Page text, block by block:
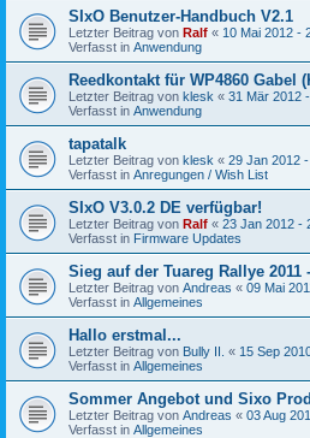
SIxO Benutzer-Handbuch V2.1
Letzter Beitrag von Ralf « 10 Mai 2012 -
Verfasst in Anwendung
Reedkontakt für WP4860 Gabel
Letzter Beitrag von klesk « 31 Mär 2012
Verfasst in Anwendung
tapatalk
Letzter Beitrag von klesk « 29 Jan 2012
Verfasst in Anregungen / Wish List
SIxO V3.0.2 DE verfügbar!
Letzter Beitrag von Ralf « 23 Jan 2012 -
Verfasst in Firmware Updates
Sieg auf der Tuareg Rallye 2011
Letzter Beitrag von Andreas « 09 Mai
Verfasst in Allgemeines
Hallo erstmal...
Letzter Beitrag von Bully II. « 15 Sep
Verfasst in Allgemeines
Sommer Angebot und Sixo
Letzter Beitrag von Andreas « 03 Aug
Verfasst in Allgemeines